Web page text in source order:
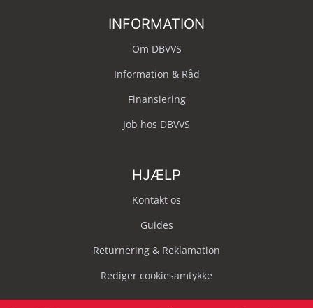
INFORMATION
Om DBVVS
Information & Råd
Finansiering
Job hos DBVVS
HJÆLP
Kontakt os
Guides
Returnering & Reklamation
Rediger cookiesamtykke